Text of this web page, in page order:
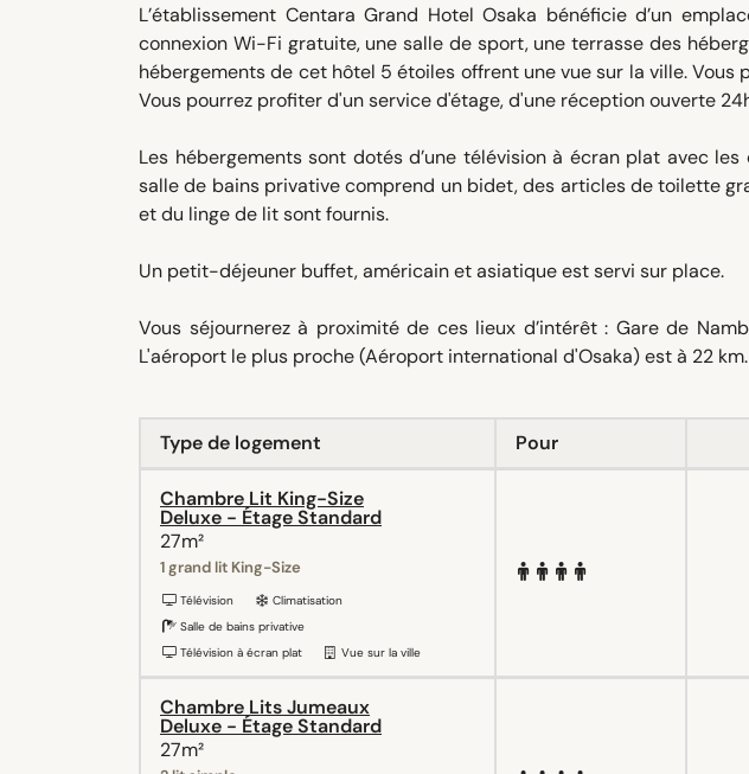
L’établissement Centara Grand Hotel Osaka bénéficie d’un
connexion Wi-Fi gratuite, une salle de sport, une terrasse des
hébergements de cet hôtel 5 étoiles offrent une vue sur la ville.
Vous pourrez profiter d'un service d'étage, d'une réception ouverte
Les hébergements sont dotés d’une télévision à écran plat avec
salle de bains privative comprend un bidet, des articles de toilette
et du linge de lit sont fournis.
Un petit-déjeuner buffet, américain et asiatique est servi sur place.
Vous séjournerez à proximité de ces lieux d’intérêt : Gare de
L'aéroport le plus proche (Aéroport international d'Osaka) est à 22 km.
Type de logement Pour
Chambre Lit King-Size
Deluxe - Étage Standard
27m²
1 grand lit King-Size
Télévision
Climatisation
Salle de bains privative
Télévision à écran plat
Vue sur la ville
Chambre Lits Jumeaux
Deluxe - Étage Standard
27m²